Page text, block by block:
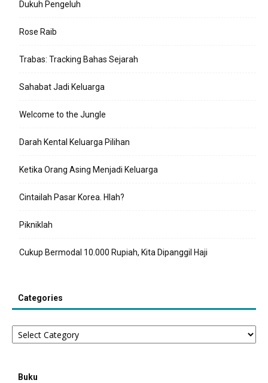
Dukuh Pengeluh
Rose Raib
Trabas: Tracking Bahas Sejarah
Sahabat Jadi Keluarga
Welcome to the Jungle
Darah Kental Keluarga Pilihan
Ketika Orang Asing Menjadi Keluarga
Cintailah Pasar Korea. Hlah?
Pikniklah
Cukup Bermodal 10.000 Rupiah, Kita Dipanggil Haji
Categories
Categories
Buku